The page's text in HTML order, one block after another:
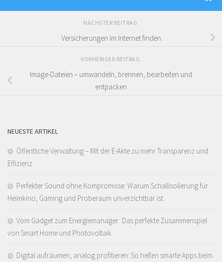
NÄCHSTER BEITRAG
Versicherungen im Internet finden
VORHERIGER BEITRAG
Image-Dateien – umwandeln, brennen, bearbeiten und
entpacken
NEUESTE ARTIKEL
Öffentliche Verwaltung – Mit der E-Akte zu mehr Transparenz und
Effizienz
Perfekter Sound ohne Kompromisse: Warum Schallisolierung für
Heimkino, Gaming und Proberaum unverzichtbar ist
Vom Gadget zum Energiemanager: Das perfekte Zusammenspiel
von Smart Home und Photovoltaik
Digital aufräumen, analog profitieren: So helfen smarte Apps beim